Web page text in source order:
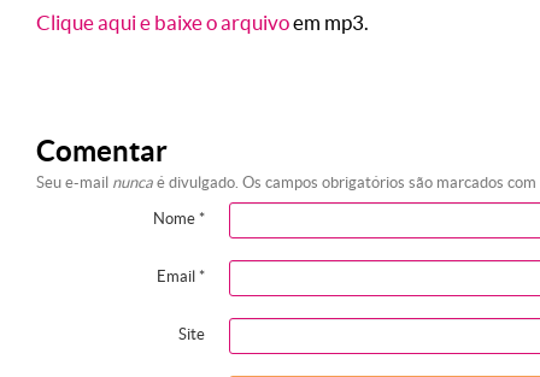
Clique aqui e baixe o arquivoem mp3.
Comentar
Seu e-mail nunca é divulgado. Os campos obrigatórios são marcados com
Nome *
Email *
Site